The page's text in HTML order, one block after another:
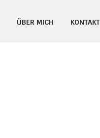
ÜBER MICH KONTAKT